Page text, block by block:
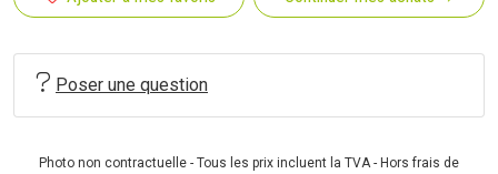
Poser une question
Photo non contractuelle - Tous les prix incluent la TVA - Hors frais de